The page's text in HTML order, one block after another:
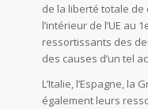
de la liberté totale
l’intérieur de l’UE au
ressortissants des
des causes d’un tel
L’Italie, l’Espagne, la
également leurs